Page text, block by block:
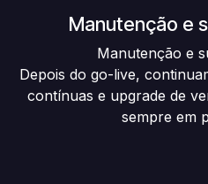
Manutenção e
Manutenção e
Depois do go-live,
contínuas e upgrade de
sempre em